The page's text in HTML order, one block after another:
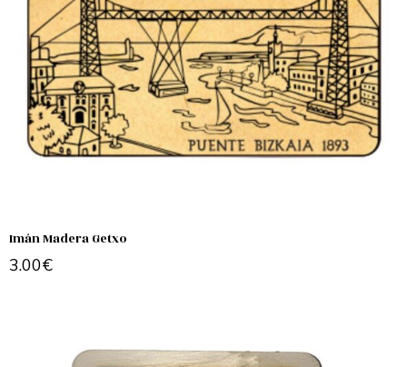
Imán Madera Getxo
3.00€